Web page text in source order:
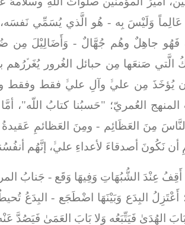
وَلَيْسَ بِه - هُو الَّذي يُسَمِّي نَفسَه،
فَهُو جاهِلٌ وهُم جُهَّالٌ - وَأَضَالِيْلَ مِن
الَّتي صَنعَها مِن حبائل الغُرور يُغَرﱢرُهم
يُؤخَذَ مِن عليﱟ وآلِ عليﱟ فقط وفقط
العُمريّ؛ "حَسبُنا كتابُ اللّه"،
مِنَ العَظَائِم - ومِنَ العَظائمِ عَقيدةُ
أن نَكُونَ أصدقاءَ لأعداءِ عليﱟ، إنَّهُم
أَقِفُ عِنْدَ الشُّبُهَاتِ وَفِيهَا وَقَع - جَنابُ
أَعْتَزِلُ البِدَع وَبَيْنَهَا اضْطَجَع - البِدَعُ
الهُدَىٰ فَيَتِّبَعُه وَلا بَابَ العَمَىٰ فَيَصُدَّ